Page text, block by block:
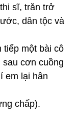
phải trổ tài
hàn lâm tràn
nền thơ ca
thơ của cô
sĩ, trăn trở
dân tộc và
một bài cô